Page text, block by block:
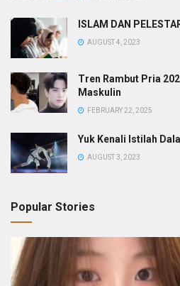
ISLAM DAN
AUGUST 4, 2023
Tren Rambut Pria
Maskulin
FEBRUARY 22, 2025
Yuk Kenali Istilah
AUGUST 3, 2023
Popular Stories